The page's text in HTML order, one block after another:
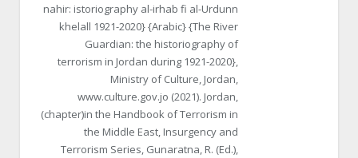
nahir: istoriography al-irhab fi al-Urdunn
khelall 1921-2020} {Arabic} {The River
Guardian: the historiography of
terrorism in Jordan during 1921-2020},
Ministry of Culture, Jordan,
www.culture.gov.jo (2021). Jordan,
(chapter)in the Handbook of Terrorism in
the Middle East, Insurgency and
Terrorism Series, Gunaratna, R. (Ed.),